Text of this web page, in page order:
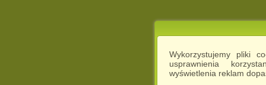
Wykorzystujemy pliki
usprawnienia
wyświetlenia reklam